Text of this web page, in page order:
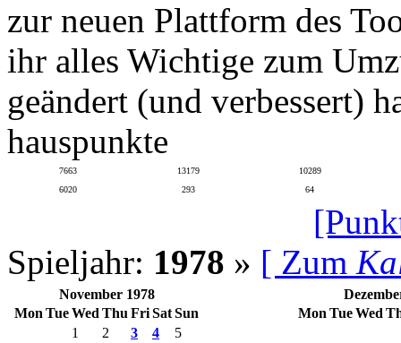
zur neuen Plattform des
ihr alles Wichtige zum
geändert (und verbessert)
hauspunkte
7663 13179
10289
6020
293 64
Spieljahr: 1978 » [ Zum
November 1978
Mon TueWed Thu FriSatSun
1
2 3 4
5
Mon TueWed